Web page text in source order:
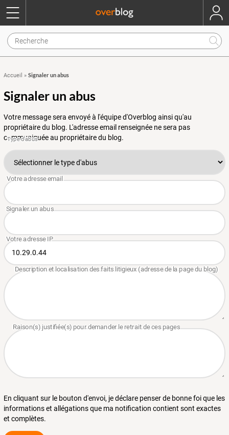
Accueil » Signaler un abus
Signaler un abus
Votre message sera envoyé à l'équipe d'Overblog ainsi qu'au
propriétaire du blog. L'adresse email renseignée ne sera pas
communiquée au propriétaire du blog.
En cliquant sur le bouton d'envoi, je déclare penser de bonne foi que les
informations et allégations que ma notification contient sont exactes
et complètes.